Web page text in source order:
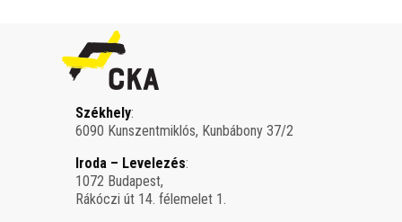
Székhely:
6090 Kunszentmiklós, Kunbábony 37/2
Iroda – Levelezés:
1072 Budapest,
Rákóczi út 14. félemelet 1.